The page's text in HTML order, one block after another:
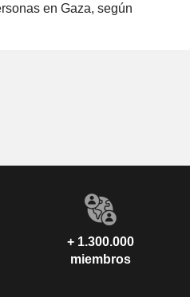
en Gaza, según
+ 1.300.000
miembros